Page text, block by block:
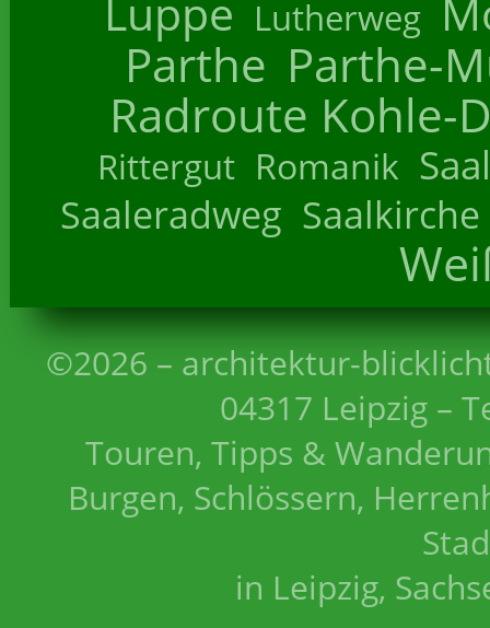
Luppe Lutherweg
Parthe Parthe-
Radroute Kohle-
Rittergut Romanik
Saaleradweg Saalkirche
©2026 – architektur-
04317 Leipzig –
Touren, Tipps &
Burgen, Schlössern,
in Leipzig,